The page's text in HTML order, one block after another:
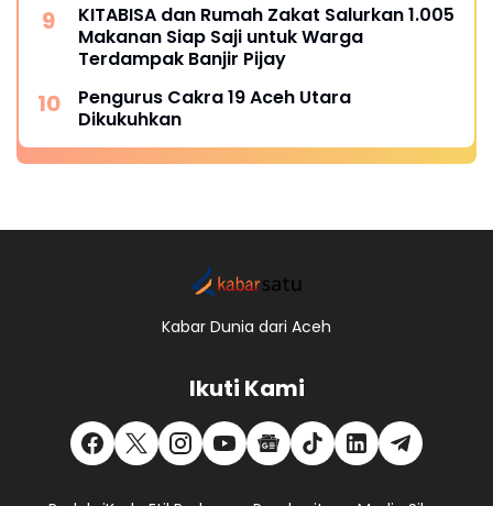
KITABISA dan Rumah Zakat Salurkan 1.005
Makanan Siap Saji untuk Warga
Terdampak Banjir Pijay
Pengurus Cakra 19 Aceh Utara
Dikukuhkan
Kabar Dunia dari Aceh
Ikuti Kami